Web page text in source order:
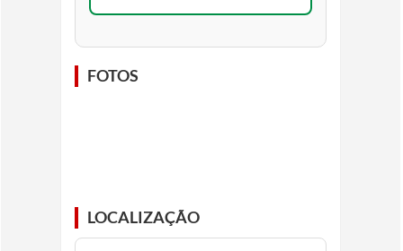
FOTOS
LOCALIZAÇÃO